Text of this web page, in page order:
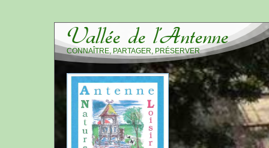
Vallée de l’Antenne
CONNAÎTRE, PARTAGER, PRÉSERVER